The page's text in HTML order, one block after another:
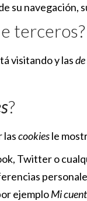
su navegación,
terceros?
visitando y las
?
lascookiesle
Twitter o
ejemploMi